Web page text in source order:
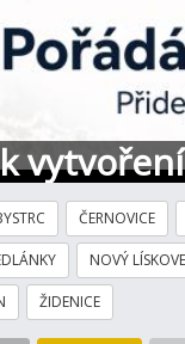
ČERNOVICE
NOVÝ
ŽIDENICE